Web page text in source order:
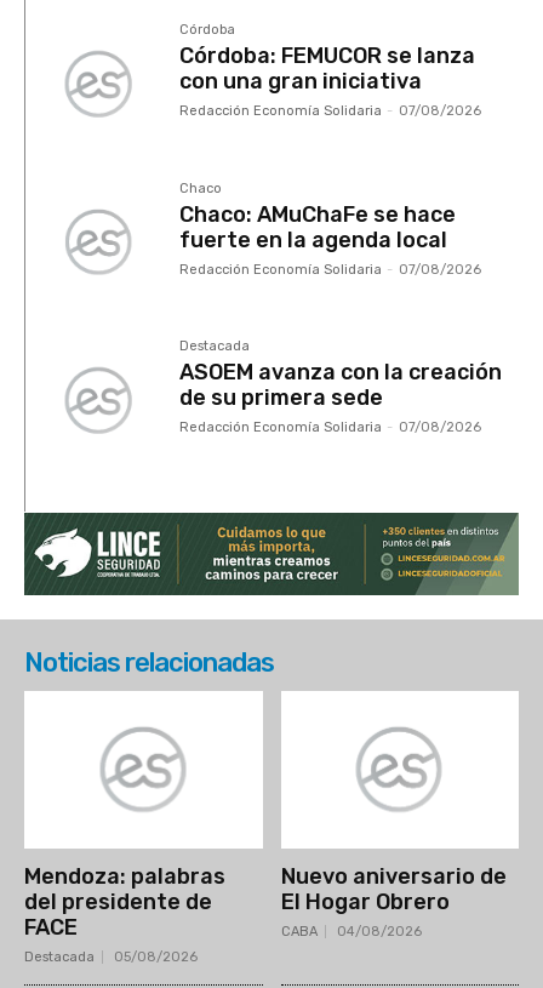
Córdoba
Córdoba: FEMUCOR se lanza
con una gran iniciativa
Redacción Economía Solidaria - 07/08/2026
Chaco
Chaco: AMuChaFe se hace
fuerte en la agenda local
Redacción Economía Solidaria - 07/08/2026
Destacada
ASOEM avanza con la creación
de su primera sede
Redacción Economía Solidaria - 07/08/2026
Noticias relacionadas
Mendoza: palabras
del presidente de
FACE
Destacada 05/08/2026
Nuevo aniversario de
El Hogar Obrero
CABA 04/08/2026